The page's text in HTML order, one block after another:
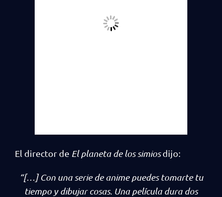
El director de El planeta de los simiosdijo:
“[…] Con una serie de anime puedes tomarte tu
tiempo y dibujar cosas. Una película dura dos